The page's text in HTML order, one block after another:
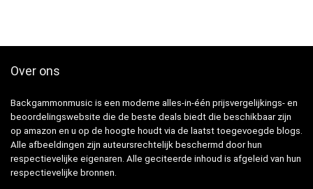
Over ons
Backgammonmusic is een moderne alles-in-één prijsvergelijkings- en
beoordelingswebsite die de beste deals biedt die beschikbaar zijn
op amazon en u op de hoogte houdt via de laatst toegevoegde blogs.
Alle afbeeldingen zijn auteursrechtelijk beschermd door hun
respectievelijke eigenaren. Alle geciteerde inhoud is afgeleid van hun
respectievelijke bronnen.